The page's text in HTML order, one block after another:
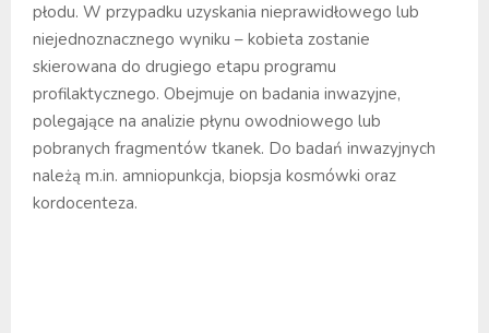
płodu. W przypadku uzyskania nieprawidłowego lub
niejednoznacznego wyniku – kobieta zostanie
skierowana do drugiego etapu programu
profilaktycznego. Obejmuje on badania inwazyjne,
polegające na analizie płynu owodniowego lub
pobranych fragmentów tkanek. Do badań inwazyjnych
należą m.in. amniopunkcja, biopsja kosmówki oraz
kordocenteza.